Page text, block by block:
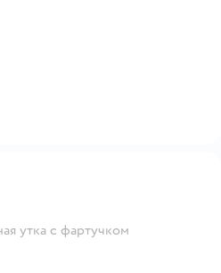
утка с фартучком